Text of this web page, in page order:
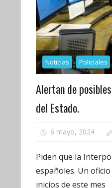
Noticias Policiales
Alertan de
del Estado.
6 mayo, 2024
Piden que la
españoles. Un
inicios de este mes